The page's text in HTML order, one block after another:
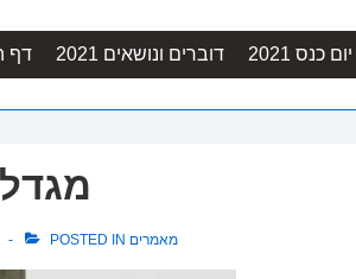
דף דוברים ונושאים 2021 כנס 2021
POSTED IN מאמרים